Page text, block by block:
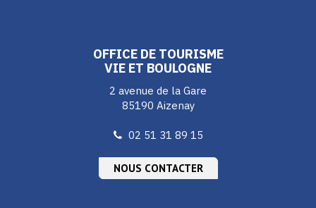
OFFICE DE TOURISME
VIE ET BOULOGNE
2 avenue de la Gare
85190 Aizenay
02 51 31 89 15
NOUS CONTACTER